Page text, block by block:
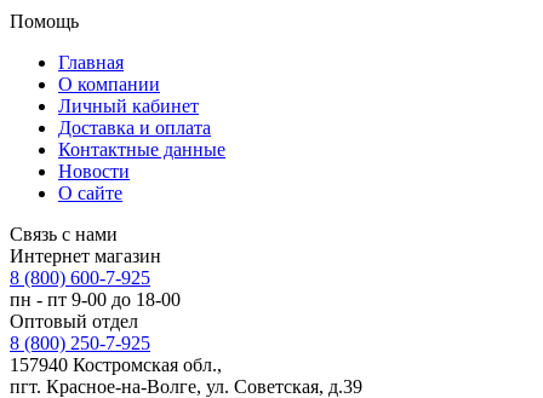
Помощь
Главная
О компании
Личный кабинет
Доставка и оплата
Контактные данные
Новости
О сайте
Связь с нами
Интернет магазин
8 (800) 600-7-925
пн - пт 9-00 до 18-00
Оптовый отдел
8 (800) 250-7-925
157940 Костромская обл.,
пгт. Красное-на-Волге, ул. Советская, д.39